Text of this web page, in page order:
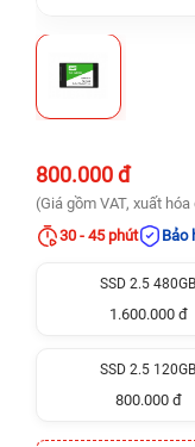
800.000 đ
(Giá gồm VAT, xuất
30 - 45 phút
Bảo
SSD 2.5 480GB
1.600.000 đ
SSD 2.5 120GB
800.000 đ